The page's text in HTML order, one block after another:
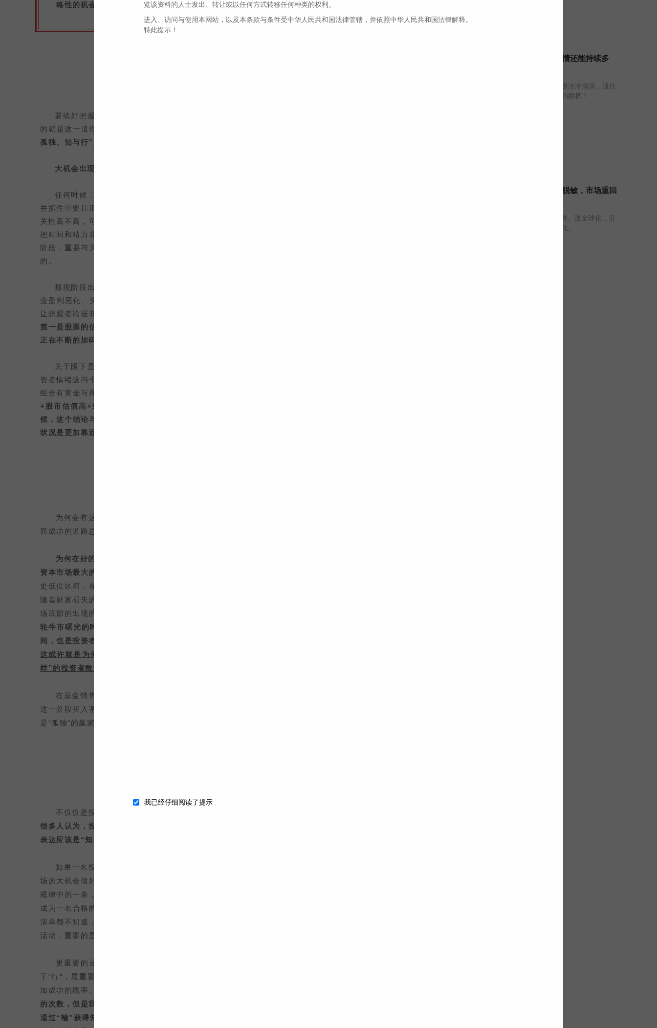
略性的机会是通往投资成功的必修课，也是投资中最困难的事之一。
要练好把握大机会的能力，除了需要一些运气因素之外，确实需要全面持久的修行，所谓“厚德载物”讲
的就是这一道理。
孤独、知与行”来进行讨论。
大机会出现的时候，往往是“杂音”最多的时候。
任何时候，市场上最不缺的就是信息与观点，而在众多相互矛盾的信息与观点中，过滤掉错误的杂音，
并抓住重要且正确的关键信息，确实是一件难度非常高的事情。信息是否重要，在于它与我们的投资行为相
关性高不高，可能很多时间，我们热衷关注与讨论的不少热点事件，可能与投资之间的关联很小，如果我们
把时间和精力花在无关或者不重要的事情上，其实我们就没有时间聚焦重要和关键的事情了。但不同时期与
阶段，重要与关键的信息又是不同的，因此对于非专业选手来说，过滤掉那些似是而非“杂音”的难度是很大
的。
那现阶段出现最频繁，对大家投资扰动最多的信息是什么呢？我观察下来主要有：疫情、经济下行、企
业盈利恶化、失业率、地产下行、海外高通胀、美联储收紧、经济不好….。这一连串的坏消息，当下确实
让悲观者论据非常充分，乐观者容易词穷。但眼下阶段有没有好消息呢？
第一是股票的估值经过持续的下跌已经变得便宜了，第二是因为经济下行压力巨大，稳经济大盘的积极政策
正在不断的加码发力。
关于眼下是大机会还是大坑？我们可以回看一下历史，看看历史上政策走向、股市估值、经济好坏，投
资者情绪这四个重要因素的组合与投资机会与风险的相关性如何？从多年从业生涯的观察来看，这四因素的
组合有黄金与死亡组合两类，
+股市估值高+经济好+投资者乐观。股市的大机会，确实不是在经济好的时候，恰恰是在经济很困难的时
候，这个结论与多数人的常识可能有很大的差异。从这些因素组合情况来看，您觉得国内经济与A股当下的
状况是更加靠近黄金组合还是死亡组合？
为何会有这种现象呢？其实道理不难理解，因为最终成功的人总是少数，因此失败的道路往往是拥挤，
而成功的道路总是空空荡荡。
为何在好的投资机会出现时，大家都如此的“谦让”呢？最主要还是由于资本市场自身的规律所导致的。
资本市场最大的规律就是估值与情绪如钟摆一样，会有周期性的摆动。
史低位区间，在估值从高位向下去到低位的这一路上，持有股票的场内投资者大概率是遭受到很大的损失，
随着财富损失的扩大，信心也越来越折损。除非是在高位或途中能够及早降低头寸，以空仓或低仓位等待市
场底部的出现的投资者（仅有少数经验丰富投资者有可能做到）。
轮牛市曙光的时候，往往钱亏得所剩不多了，“牛心”也彻底被消灭了。这也就是为何在估值最低的底部区
间，也是投资者信心最低的时候。对于失去“牛心”的投资者，要在这个阶段大胆加仓，确实是非常困难的。
这或许就是为何每一次在估值与情绪最低的底部区间，仅仅有少数谙熟股市周期规律，坚信“这次还是一
样”的投资者敢于逆行，咬着牙去做“短期痛苦长期正确的事”。
在基金销售领域看到的现象也是类似的，基金销售火爆、日光基频现、明星基金经理产品需要配售时，
这一阶段买入基金的投资者往往会有一段不短的痛苦时光。当基金销售陷入冰点，无人敢买基金时，或许就
是“孤独”的赢家该出手的阶段。
不仅仅是投资，无论做好哪一项工作的关键，都是要对该工作成功关键因素等规律的充分理解与掌握。
很多人认为，投资是一件“知易行难”的事，早期我也觉得如此，随着从业年限的不断积累，才发现更准确的
表达应该是“知不易，行更难”。
如果一名投资者觉得，坚持做到巴菲特说的：“大家贪婪时恐惧，大家恐惧时贪婪”，这就能够把握住市
场的大机会做好投资，那就大谬了。巴菲特这句话是完全正确，但这仅仅是股市成百上千条完全正确的重要
规律中的一条，换一句话来说，这仅仅是做好投资无数个必要条件中的一条而已。仅仅掌握了这一条，距离
成为一名合格的投资者距离还是非常非常遥远的。困难的是，多数投资者可能连做好投资需要掌握的“知”的
清单都不知道，那距离按照学习清单去逐项学习修行，距离就更远的。投资并不是一件付出与回报成正比的
活动，重要的是，所有的勤奋与付出都应该符合投资的规律与科学。
更重要的还是“行”，没有自己亲历的成功与失败的实践，所有的“知”都还是别人的，是书本上的。敢
于“行”，最重要的一点就是不要害怕失败。包括我自己在内的多数人都不喜欢失败，希望减少失败次数，增
加成功的概率。因此，我们可能会尽可能减少“行”的次数。
的次数，但是我们必须明白一个道理，作为一名想长期从事投资的人士，通过“赢”获得财富固然可喜，但是
通过“输”获得知识不也是非常可贵和重要么？因此，要成长与进步，不能害怕输，是非常重要的。其实更多
伟志思考：虹吸行情还能持续多
通往成功发财的路总是冷冷清清，通往
灾难的道路总是非常的拥挤！
伟志思考：对战争脱敏，市场重回
两个关键词：AI大投资、逆全球化，引
领着各行业的景气分化。
览该资料的人士发出、转让或以任何方式转移任何种类的权利。
进入、访问与使用本网站，以及本条款与条件受中华人民共和国法律管辖，并依照中华人民共和国法律解释。
特此提示！
我已经仔细阅读了提示